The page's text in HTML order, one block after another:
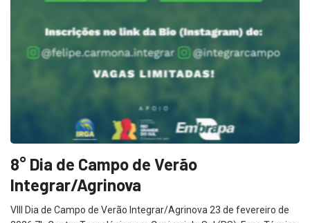
8° Dia de Campo de Verão
Integrar/Agrinova
VIII Dia de Campo de Verão Integrar/Agrinova 23 de fevereiro de